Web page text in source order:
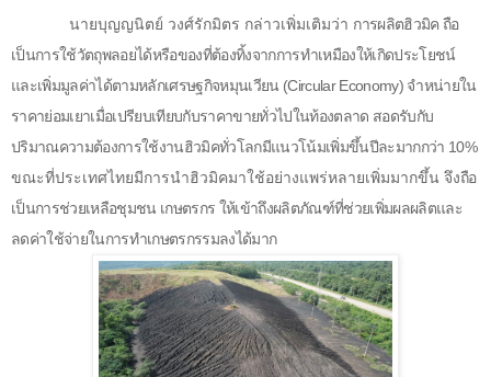
นายบุญญนิตย์ วงศ์รักมิตร กล่าวเพิ่มเติมว่า การผลิตฮิวมิค ถือ
เป็นการใช้วัตถุพลอยได้หรือของที่ต้องทิ้งจากการทำเหมืองให้เกิดประโยชน์
และเพิ่มมูลค่าได้ตามหลักเศรษฐกิจหมุนเวียน (Circular Economy) จำหน่ายใน
ราคาย่อมเยาเมื่อเปรียบเทียบกับราคาขายทั่วไปในท้องตลาด สอดรับกับ
ปริมาณความต้องการใช้งานฮิวมิคทั่วโลกมีแนวโน้มเพิ่มขึ้นปีละมากกว่า 10%
ขณะที่ประเทศไทยมีการนำฮิวมิคมาใช้อย่างแพร่หลายเพิ่มมากขึ้น จึงถือ
เป็นการช่วยเหลือชุมชน เกษตรกร ให้เข้าถึงผลิตภัณฑ์ที่ช่วยเพิ่มผลผลิตและ
ลดค่าใช้จ่ายในการทำเกษตรกรรมลงได้มาก